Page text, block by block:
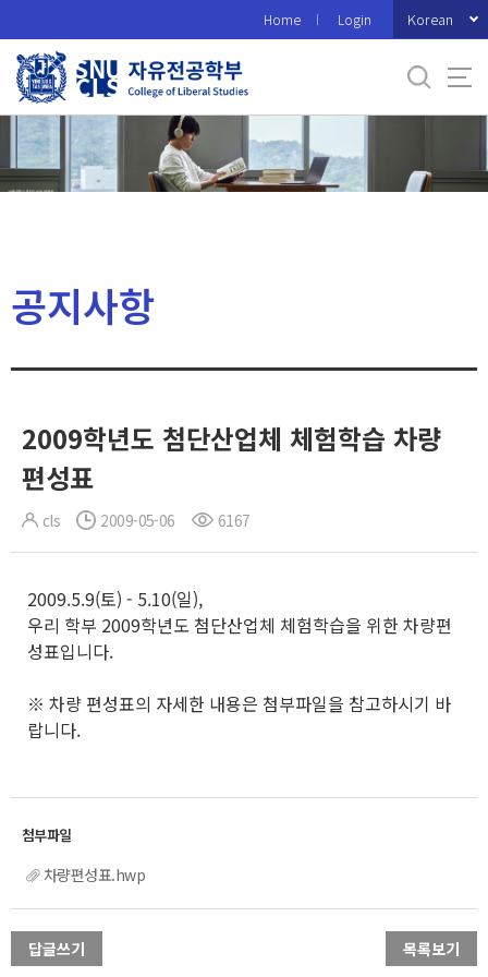
로
메
Home Login Korean
공지사항
2009학년도 첨단산업체 체험학습 차량
편성표
cls 2009-05-06 6167
2009.5.9(토) - 5.10(일),
우리 학부 2009학년도 첨단산업체 체험학습을 위한 차량편
성표입니다.
※ 차량 편성표의 자세한 내용은 첨부파일을 참고하시기 바
랍니다.
차량편성표.hwp
답글쓰기 목록보기